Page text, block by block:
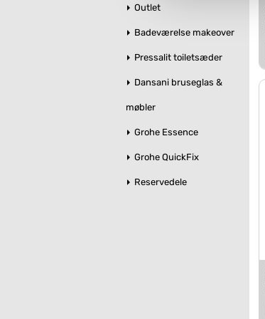
Outlet
Badeværelse makeover
Pressalit toiletsæder
Dansani bruseglas &
møbler
Grohe Essence
Grohe QuickFix
Reservedele